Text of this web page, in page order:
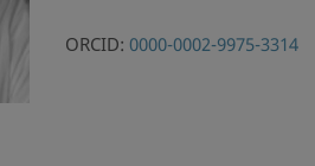
ORCID: 0000-0002-9975-3314